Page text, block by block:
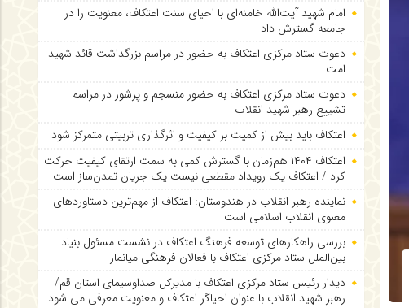
امام شهید آیت‌الله خامنه‌ای با احیای سنت اعتکاف، معنویت را در
جامعه گسترش داد
دعوت ستاد مرکزی اعتکاف به حضور در مراسم بزرگداشت قائد شهید
امت
دعوت ستاد مرکزی اعتکاف به حضور منسجم و پرشور در مراسم
تشییع رهبر شهید انقلاب
اعتکاف باید بیش از کمیت بر کیفیت و اثرگذاری تربیتی متمرکز شود
اعتکاف ۱۴۰۴ هم‌زمان با گسترش کمی به سمت ارتقای کیفیت حرکت
کرد / اعتکاف یک رویداد مقطعی نیست یک جریان تمدن‌ساز است
نماینده رهبر انقلاب در هندوستان: اعتکاف از مهم‌ترین دستاوردهای
معنوی انقلاب اسلامی است
بررسی راهکارهای توسعه فرهنگ اعتکاف در نشست مسئول بنیاد
بین‌الملل ستاد مرکزی اعتکاف با فعالان فرهنگی میانمار
دیدار رئیس ستاد مرکزی اعتکاف با مدیرکل صداوسیمای استان قم/
رهبر شهید انقلاب با عنوان احیاگر اعتکاف و معنویت معرفی می شود